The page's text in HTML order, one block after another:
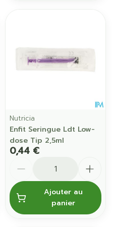
Nutricia
Enfit Seringue Ldt Low-
dose Tip 2,5ml
0,44 €
Ajouter au
panier